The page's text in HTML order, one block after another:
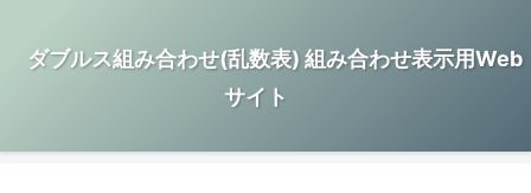
ダブルス組み合わせ(乱数表) 組み合わせ表示用Web
サイト